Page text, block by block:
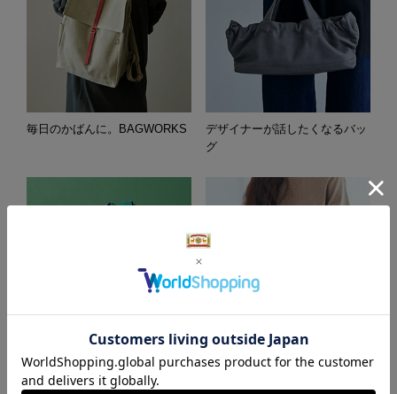
毎日のかばんに。BAGWORKS
デザイナーが話したくなるバッ
グ
Jacquard Works